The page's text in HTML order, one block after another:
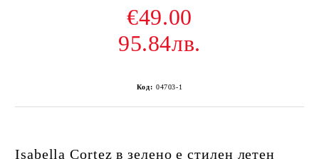
€49.00
95.84лв.
Код: 04703-1
Isabella Cortez в зелено е стилен летен